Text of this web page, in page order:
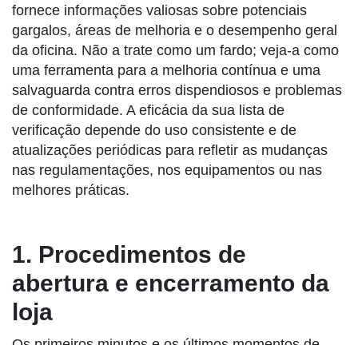
fornece informações valiosas sobre potenciais
gargalos, áreas de melhoria e o desempenho geral
da oficina. Não a trate como um fardo; veja-a como
uma ferramenta para a melhoria contínua e uma
salvaguarda contra erros dispendiosos e problemas
de conformidade. A eficácia da sua lista de
verificação depende do uso consistente e de
atualizações periódicas para refletir as mudanças
nas regulamentações, nos equipamentos ou nas
melhores práticas.
1. Procedimentos de
abertura e encerramento da
loja